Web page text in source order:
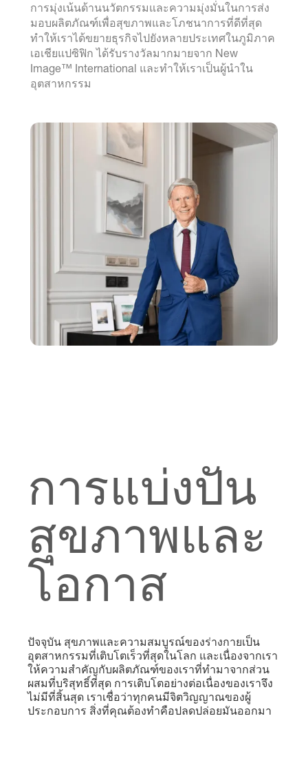
การมุ่งเน้นด้านนวัตกรรมและความมุ่งมั่นในการส่ง
มอบผลิตภัณฑ์เพื่อสุขภาพและโภชนาการที่ดีที่สุด
ทำให้เราได้ขยายธุรกิจไปยังหลายประเทศในภูมิภาค
เอเชียแปซิฟิก ได้รับรางวัลมากมายจาก New
Image™ International และทำให้เราเป็นผู้นำใน
อุตสาหกรรม
การแบ่งปัน
สุขภาพและ
โอกาส
ปัจจุบัน สุขภาพและความสมบูรณ์ของร่างกายเป็น
อุตสาหกรรมที่เติบโตเร็วที่สุดในโลก และเนื่องจากเรา
ให้ความสำคัญกับผลิตภัณฑ์ของเราที่ทำมาจากส่วน
ผสมที่บริสุทธิ์ที่สุด การเติบโตอย่างต่อเนื่องของเราจึง
ไม่มีที่สิ้นสุด เราเชื่อว่าทุกคนมีจิตวิญญาณของผู้
ประกอบการ สิ่งที่คุณต้องทำคือปลดปล่อยมันออกมา